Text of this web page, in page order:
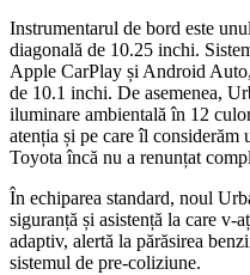
Instrumentarul de bord este
diagonală de 10.25 inchi.
Apple CarPlay și Android
de 10.1 inchi. De asemenea,
iluminare ambientală în 12
atenția și pe care îl considerăm
Toyota încă nu a renunțat
În echiparea standard, noul
siguranță și asistență la care v-
adaptiv, alertă la părăsirea
sistemul de pre-coliziune.